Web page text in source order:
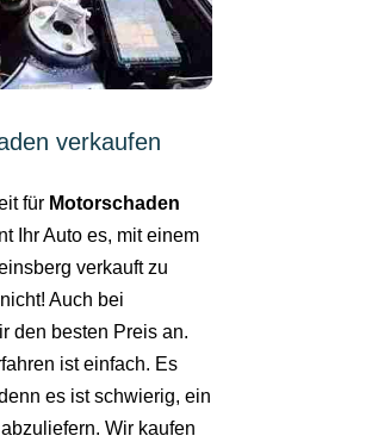
verkaufen
für Motorschaden
Ihr Auto es, mit einem
verkauft zu
Auch bei
den besten Preis an.
ist einfach. Es
es ist schwierig, ein
Wir kaufen